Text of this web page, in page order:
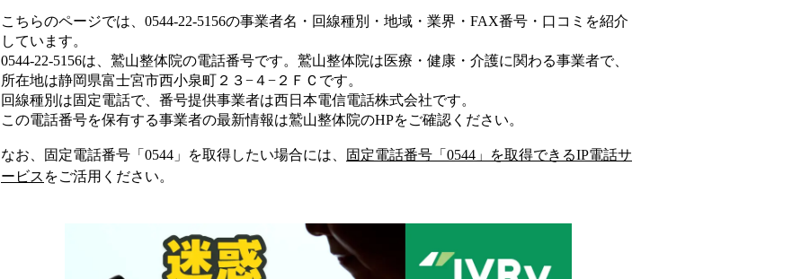
こちらのページでは、 0544-22-5156の事業者名・回線種別・地域・業界・FAX番号・口コミを紹介
しています。
0544-22-5156は、 鷲山整体院の電話番号です。 鷲山整体院は医療・健康・介護に関わる事業者で、
所在地は静岡県富士宮市西小泉町２３−４−２ＦＣ です。
回線種別は固定電話で、番号提供事業者は西日本電信電話株式会社です。
この電話番号を保有する事業者の最新情報は鷲山整体院のHPをご確認ください。
なお、固定電話番号「 0544 」を取得したい場合には、 固定電話番号「 0544 」を取得できるIP電話サ
ービス をご活用ください。